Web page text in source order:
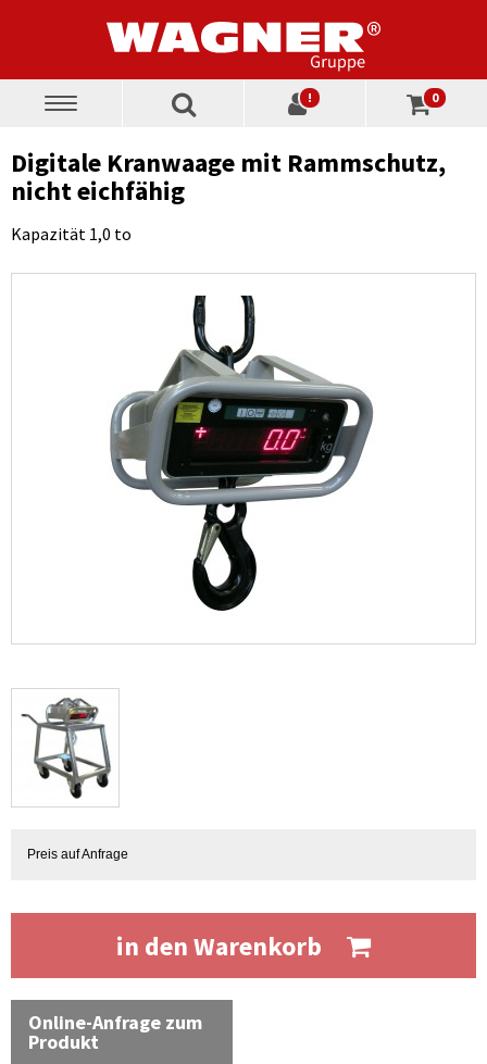
Toggle
! 0
Digitale Kranwaage mit Rammschutz,
nicht eichfähig
Kapazität 1,0 to
Preis auf Anfrage
in den Warenkorb
Online-Anfrage zum
Produkt